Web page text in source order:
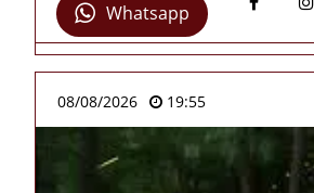
Whatsapp
08/08/2026 19:55